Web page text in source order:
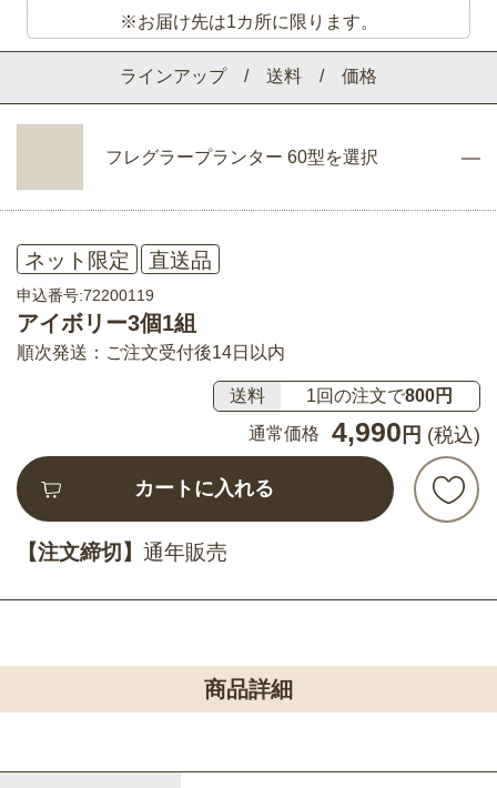
ラインアップ / 送料 / 価格
フレグラープランター 60型を選択
ネット限定 直送品
申込番号:72200119
アイボリー3個1組
順次発送：ご注文受付後14日以内
送料 1回の注文で800円
通常価格
4,990 円 (税込)
カートに入れる
【注文締切】 通年販売
※お届け先は1カ所に限ります。
商品詳細